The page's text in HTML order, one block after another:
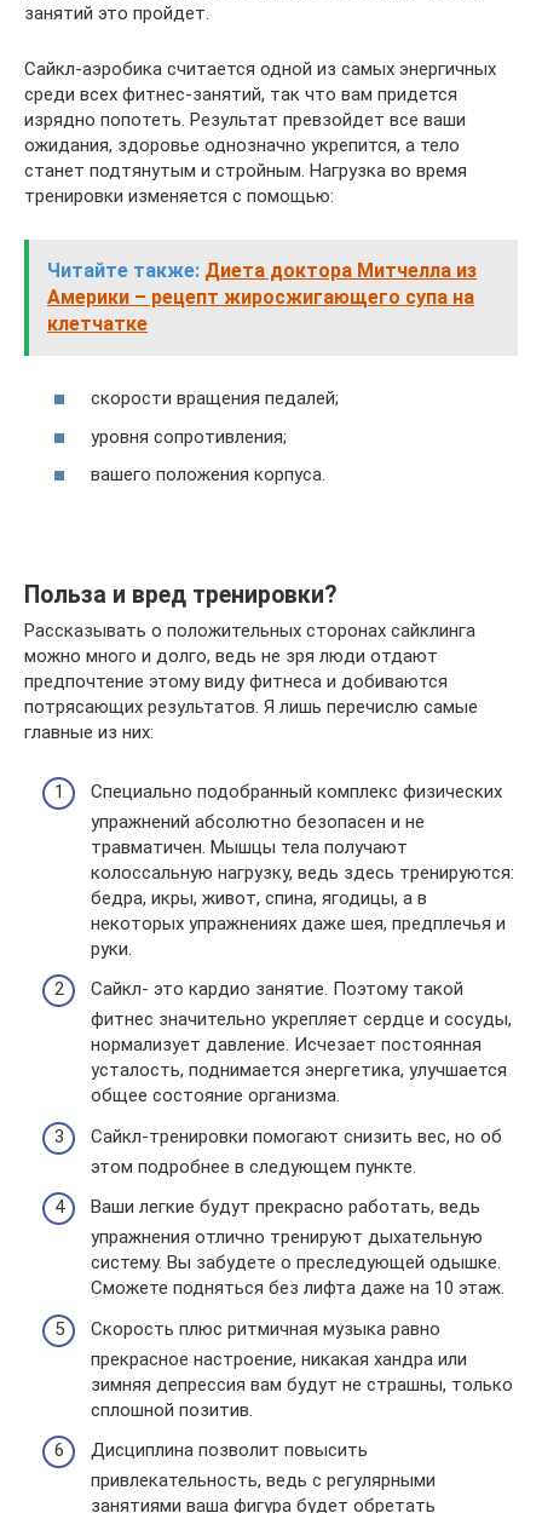
занятий это пройдет.
Сайкл-аэробика считается одной из самых энергичных
среди всех фитнес-занятий, так что вам придется
изрядно попотеть. Результат превзойдет все ваши
ожидания, здоровье однозначно укрепится, а тело
станет подтянутым и стройным. Нагрузка во время
тренировки изменяется с помощью:
Читайте также: Диета доктора Митчелла из
Америки – рецепт жиросжигающего супа на
клетчатке
скорости вращения педалей;
уровня сопротивления;
вашего положения корпуса.
Польза и вред тренировки?
Рассказывать о положительных сторонах сайклинга
можно много и долго, ведь не зря люди отдают
предпочтение этому виду фитнеса и добиваются
потрясающих результатов. Я лишь перечислю самые
главные из них:
Специально подобранный комплекс физических
упражнений абсолютно безопасен и не
травматичен. Мышцы тела получают
колоссальную нагрузку, ведь здесь тренируются:
бедра, икры, живот, спина, ягодицы, а в
некоторых упражнениях даже шея, предплечья и
руки.
Сайкл- это кардио занятие. Поэтому такой
фитнес значительно укрепляет сердце и сосуды,
нормализует давление. Исчезает постоянная
усталость, поднимается энергетика, улучшается
общее состояние организма.
Сайкл-тренировки помогают снизить вес, но об
этом подробнее в следующем пункте.
Ваши легкие будут прекрасно работать, ведь
упражнения отлично тренируют дыхательную
систему. Вы забудете о преследующей одышке.
Сможете подняться без лифта даже на 10 этаж.
Скорость плюс ритмичная музыка равно
прекрасное настроение, никакая хандра или
зимняя депрессия вам будут не страшны, только
сплошной позитив.
Дисциплина позволит повысить
привлекательность, ведь с регулярными
занятиями ваша фигура будет обретать